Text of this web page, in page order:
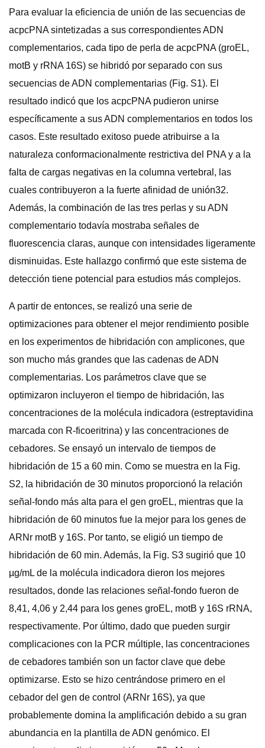
Para evaluar la eficiencia de unión de las secuencias de
acpcPNA sintetizadas a sus correspondientes ADN
complementarios, cada tipo de perla de acpcPNA (groEL,
motB y rRNA 16S) se hibridó por separado con sus
secuencias de ADN complementarias (Fig. S1). El
resultado indicó que los acpcPNA pudieron unirse
específicamente a sus ADN complementarios en todos los
casos. Este resultado exitoso puede atribuirse a la
naturaleza conformacionalmente restrictiva del PNA y a la
falta de cargas negativas en la columna vertebral, las
cuales contribuyeron a la fuerte afinidad de unión32.
Además, la combinación de las tres perlas y su ADN
complementario todavía mostraba señales de
fluorescencia claras, aunque con intensidades ligeramente
disminuidas. Este hallazgo confirmó que este sistema de
detección tiene potencial para estudios más complejos.
A partir de entonces, se realizó una serie de
optimizaciones para obtener el mejor rendimiento posible
en los experimentos de hibridación con amplicones, que
son mucho más grandes que las cadenas de ADN
complementarias. Los parámetros clave que se
optimizaron incluyeron el tiempo de hibridación, las
concentraciones de la molécula indicadora (estreptavidina
marcada con R-ficoeritrina) y las concentraciones de
cebadores. Se ensayó un intervalo de tiempos de
hibridación de 15 a 60 min. Como se muestra en la Fig.
S2, la hibridación de 30 minutos proporcionó la relación
señal-fondo más alta para el gen groEL, mientras que la
hibridación de 60 minutos fue la mejor para los genes de
ARNr motB y 16S. Por tanto, se eligió un tiempo de
hibridación de 60 min. Además, la Fig. S3 sugirió que 10
µg/mL de la molécula indicadora dieron los mejores
resultados, donde las relaciones señal-fondo fueron de
8,41, 4,06 y 2,44 para los genes groEL, motB y 16S rRNA,
respectivamente. Por último, dado que pueden surgir
complicaciones con la PCR múltiple, las concentraciones
de cebadores también son un factor clave que debe
optimizarse. Esto se hizo centrándose primero en el
cebador del gen de control (ARNr 16S), ya que
probablemente domina la amplificación debido a su gran
abundancia en la plantilla de ADN genómico. El